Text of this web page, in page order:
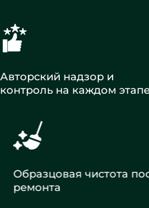
Авторский надзор и
контроль на каждом
Образцовая чистота
ремонта